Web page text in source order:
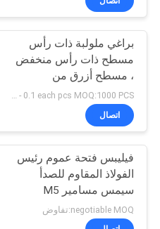
المنتجات
18
31
براغي ملولبة ذات رأس
مسطح ذات رأس منخفض
، مسطح أزرق من
Dacromet لبناء مخروطي
الشكل بحجم 7.5 مم
اتصال
فيليبس فتحة عموم رئيس
الفولاذ المقاوم للصدأ
سيمس مسامير M5
أسمبلي الأسير مربع غسالة
negotiable MOQ:تفاوض